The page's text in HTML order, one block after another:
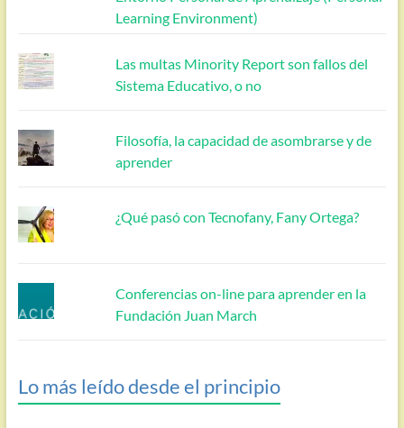
Learning Environment)
Las multas Minority Report son fallos del
Sistema Educativo, o no
Filosofía, la capacidad de asombrarse y de
aprender
¿Qué pasó con Tecnofany, Fany Ortega?
Conferencias on-line para aprender en la
Fundación Juan March
Lo más leído desde el principio